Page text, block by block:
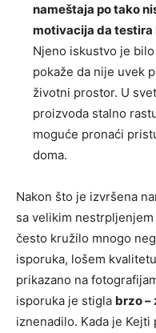
nameštaja po tako
motivacija da
Njeno iskustvo je
pokaže da nije uvek
životni prostor. U
proizvoda stalno
moguće pronaći
doma.
Nakon što je izvršena
sa velikim nestrpljenjem
često kružilo mnogo
isporuka, lošem
prikazano na
isporuka je stigla brzo –
iznenadilo. Kada je Kejti